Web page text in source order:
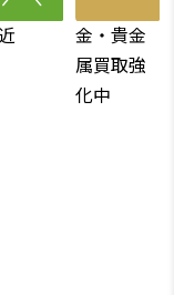
金・貴金
属買取強
化中